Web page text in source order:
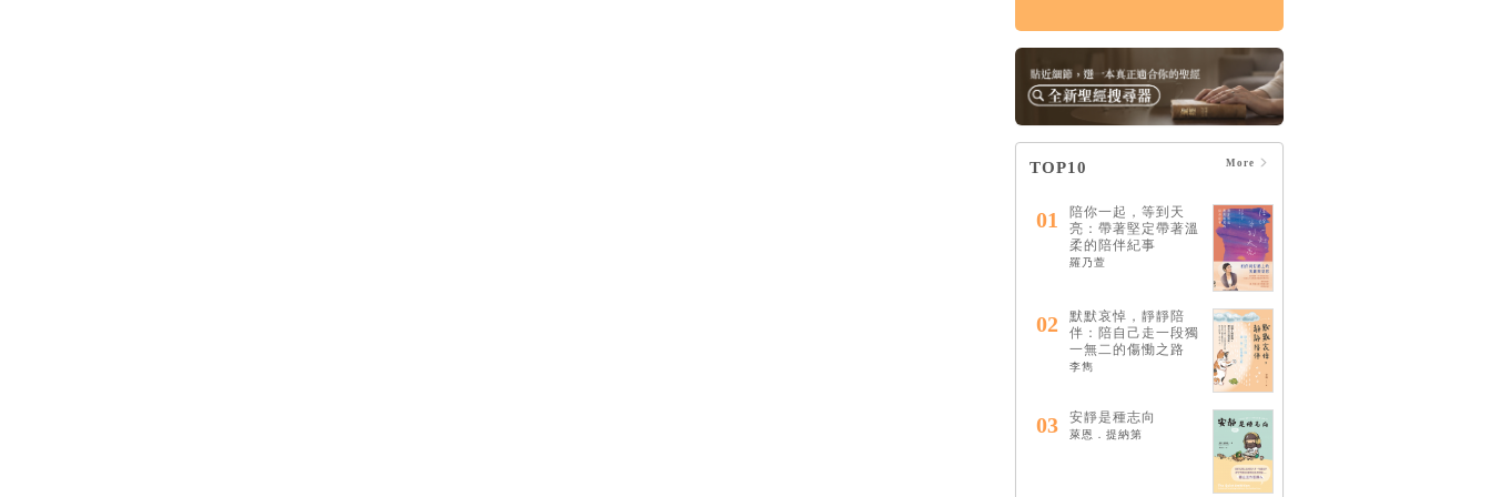
慮、憤怒、壓力和憂
鬱的15個情緒解答
HK$122 $128
TOP10 More
01
陪你一起，等到天
亮：帶著堅定帶著溫
柔的陪伴紀事
羅乃萱
02
默默哀悼，靜靜陪
伴：陪自己走一段獨
一無二的傷慟之路
李雋
03 安靜是種志向
萊恩．提納第